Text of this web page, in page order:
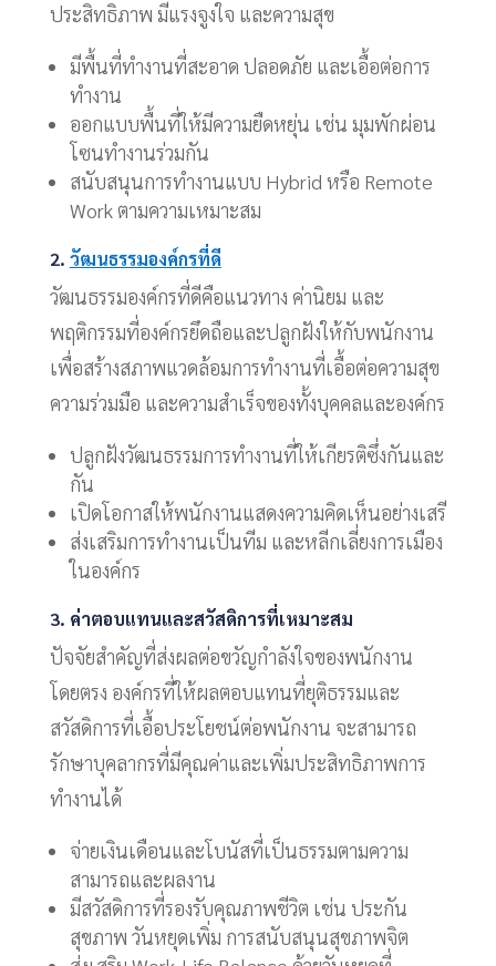
ประสิทธิภาพ มีแรงจูงใจ และความสุข
มีพื้นที่ทำงานที่สะอาด ปลอดภัย และเอื้อต่อการ
ทำงาน
ออกแบบพื้นที่ให้มีความยืดหยุ่น เช่น มุมพักผ่อน
โซนทำงานร่วมกัน
สนับสนุนการทำงานแบบ Hybrid หรือ Remote
Work ตามความเหมาะสม
2. วัฒนธรรมองค์กรที่ดี
วัฒนธรรมองค์กรที่ดีคือแนวทาง ค่านิยม และ
พฤติกรรมที่องค์กรยึดถือและปลูกฝังให้กับพนักงาน
เพื่อสร้างสภาพแวดล้อมการทำงานที่เอื้อต่อความสุข
ความร่วมมือ และความสำเร็จของทั้งบุคคลและองค์กร
ปลูกฝังวัฒนธรรมการทำงานที่ให้เกียรติซึ่งกันและ
กัน
เปิดโอกาสให้พนักงานแสดงความคิดเห็นอย่างเสรี
ส่งเสริมการทำงานเป็นทีม และหลีกเลี่ยงการเมือง
ในองค์กร
3. ค่าตอบแทนและสวัสดิการที่เหมาะสม
ปัจจัยสำคัญที่ส่งผลต่อขวัญกำลังใจของพนักงาน
โดยตรง องค์กรที่ให้ผลตอบแทนที่ยุติธรรมและ
สวัสดิการที่เอื้อประโยชน์ต่อพนักงาน จะสามารถ
รักษาบุคลากรที่มีคุณค่าและเพิ่มประสิทธิภาพการ
ทำงานได้
จ่ายเงินเดือนและโบนัสที่เป็นธรรมตามความ
สามารถและผลงาน
มีสวัสดิการที่รองรับคุณภาพชีวิต เช่น ประกัน
สุขภาพ วันหยุดเพิ่ม การสนับสนุนสุขภาพจิต